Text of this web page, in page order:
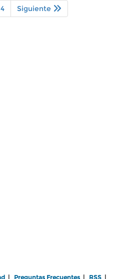
4 Siguiente
| Preguntas Frecuentes | RSS |